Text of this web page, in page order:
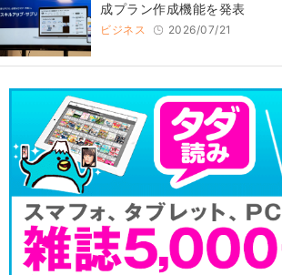
成プラン作成機能を発表
ビジネス 2026/07/21